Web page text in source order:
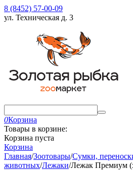
8 (8452) 57-00-09
ул. Техническая д. 3
0Корзина
Товары в корзине:
Корзина пуста
Корзина
Главная/Зоотовары/Сумки,
животных/Лежаки/Лежак Премиум